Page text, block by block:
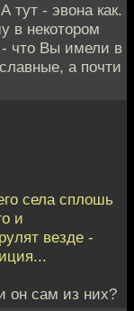
тут - эвона как.
в некотором
что Вы имели в
а почти
села сплошь
и
везде -
он сам из них?